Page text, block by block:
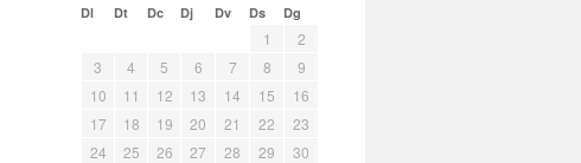
Dl Dt Dc Dj Dv Ds Dg
1
2
3
4 5 6 7 8
9
10
11 12 13 14 15
16
17
18 19 20 21 22
23
24
25 26 27 28 29
30